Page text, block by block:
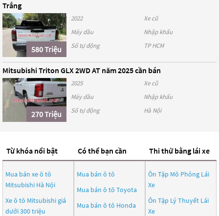
Trắng
580 Triệu
2022
Xe cũ
Máy dầu
Nhập khẩu
Số tự động
TP HCM
Mitsubishi Triton GLX 2WD AT năm 2025 cần bán
270 Triệu
2025
Xe cũ
Máy dầu
Nhập khẩu
Số tự động
Hà Nội
Từ khóa nổi bật
Mua bán xe ô tô
Mitsubishi Hà Nội
Xe ô tô Mitsubishi giá
dưới 300 triệu
Có thể bạn cần
Mua bán ô tô
Mua bán ô tô Toyota
Mua bán ô tô Honda
Thi thử bằng lái xe
Ôn Tập Mô Phỏng Lái
Xe
Ôn Tập Lý Thuyết Lái
Xe